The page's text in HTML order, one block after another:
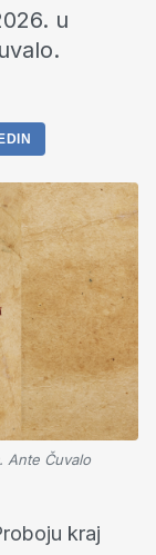
u
Ante Čuvalo
kraj